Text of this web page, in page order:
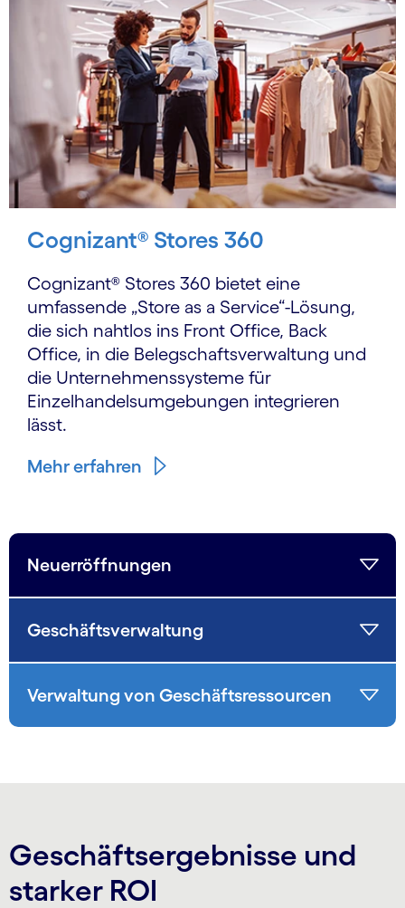
Cognizant® Stores 360
Cognizant® Stores 360 bietet eine
umfassende „Store as a Service“-Lösung,
die sich nahtlos ins Front Office, Back
Office, in die Belegschaftsverwaltung und
die Unternehmenssysteme für
Einzelhandelsumgebungen integrieren
lässt.
Mehr erfahren
Neuerröffnungen
Geschäftsverwaltung
Verwaltung von Geschäftsressourcen
Geschäftsergebnisse und
starker ROI